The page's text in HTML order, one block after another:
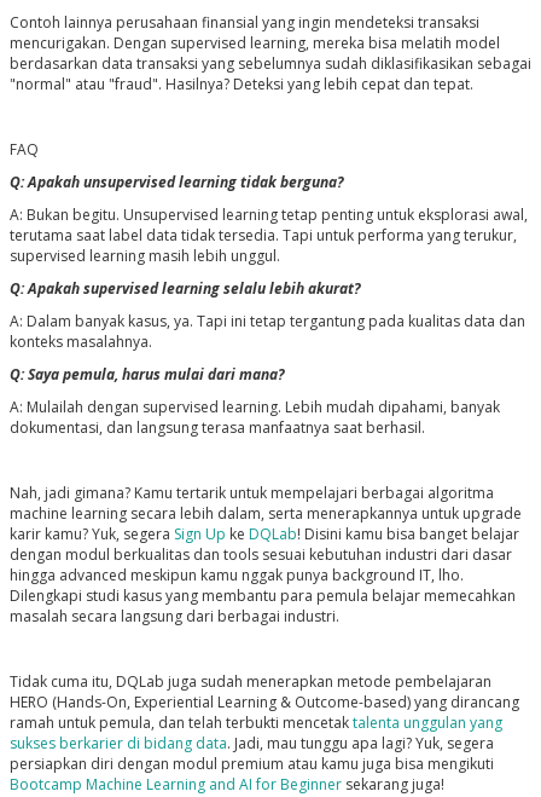
Contoh lainnya perusahaan finansial yang ingin mendeteksi transaksi
mencurigakan. Dengan supervised learning, mereka bisa melatih model
berdasarkan data transaksi yang sebelumnya sudah diklasifikasikan sebagai
"normal" atau "fraud". Hasilnya? Deteksi yang lebih cepat dan tepat.
FAQ
Q: Apakah unsupervised learning tidak berguna?
A: Bukan begitu. Unsupervised learning tetap penting untuk eksplorasi awal,
terutama saat label data tidak tersedia. Tapi untuk performa yang terukur,
supervised learning masih lebih unggul.
Q: Apakah supervised learning selalu lebih akurat?
A: Dalam banyak kasus, ya. Tapi ini tetap tergantung pada kualitas data dan
konteks masalahnya.
Q: Saya pemula, harus mulai dari mana?
A: Mulailah dengan supervised learning. Lebih mudah dipahami, banyak
dokumentasi, dan langsung terasa manfaatnya saat berhasil.
Nah, jadi gimana? Kamu tertarik untuk mempelajari berbagai algoritma
machine learning secara lebih dalam, serta menerapkannya untuk upgrade
karir kamu? Yuk, segera Sign Up ke DQLab! Disini kamu bisa banget belajar
dengan modul berkualitas dan tools sesuai kebutuhan industri dari dasar
hingga advanced meskipun kamu nggak punya background IT, lho.
Dilengkapi studi kasus yang membantu para pemula belajar memecahkan
masalah secara langsung dari berbagai industri.
Tidak cuma itu, DQLab juga sudah menerapkan metode pembelajaran
HERO (Hands-On, Experiential Learning & Outcome-based)yang dirancang
ramah untuk pemula, dan telah terbukti mencetaktalenta unggulan yang
sukses berkarier di bidang data. Jadi, mau tunggu apa lagi? Yuk, segera
persiapkan diri dengan modul premium atau kamu juga bisa mengikuti
Bootcamp Machine Learning and AI for Beginnersekarang juga!